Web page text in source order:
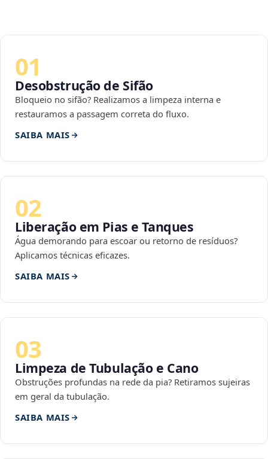
01
Desobstrução de Sifão
Bloqueio no sifão? Realizamos a limpeza interna e
restauramos a passagem correta do fluxo.
SAIBA MAIS
02
Liberação em Pias e Tanques
Água demorando para escoar ou retorno de resíduos?
Aplicamos técnicas eficazes.
SAIBA MAIS
03
Limpeza de Tubulação e Cano
Obstruções profundas na rede da pia? Retiramos sujeiras
em geral da tubulação.
SAIBA MAIS